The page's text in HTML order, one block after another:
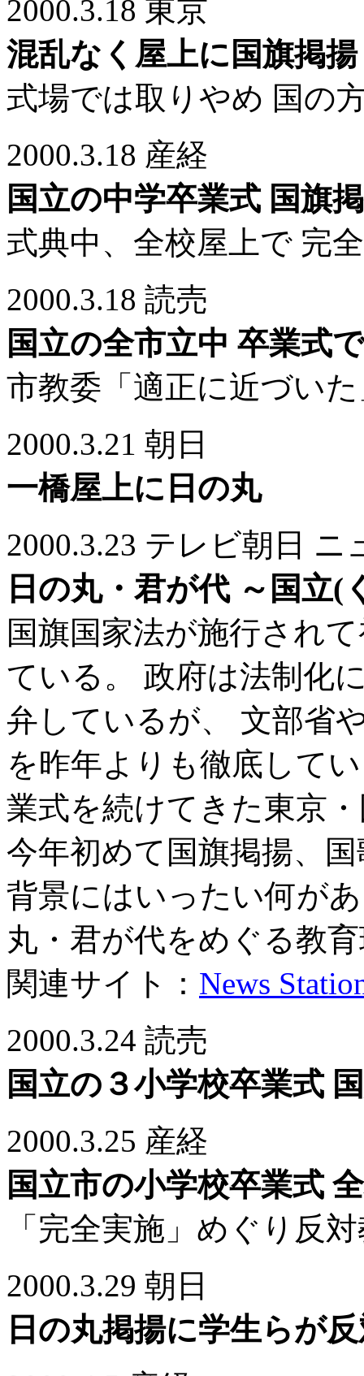
2000.3.18 東京
混乱なく屋上に国旗掲
式場では取りやめ 国の
2000.3.18 産経
国立の中学卒業式 国旗
式典中、全校屋上で 完
2000.3.18 読売
国立の全市立中 卒業式
市教委「適正に近づい
2000.3.21 朝日
一橋屋上に日の丸
2000.3.23 テレビ朝日
日の丸・君が代 ～国立(
国旗国家法が施行され
ている。 政府は法制化
弁しているが、 文部省
を昨年よりも徹底して
業式を続けてきた東京
今年初めて国旗掲揚、
背景にはいったい何が
丸・君が代をめぐる教
関連サイト： News
2000.3.24 読売
国立の３小学校卒業式
2000.3.25 産経
国立市の小学校卒業式
「完全実施」めぐり反
2000.3.29 朝日
日の丸掲揚に学生らが